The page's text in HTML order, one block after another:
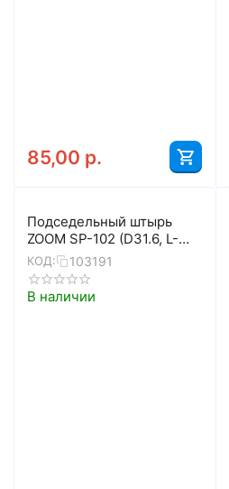
85,00 р.
Подседельный штырь
ZOOM SP-102 (D31.6, L-
400, чёрный матовый)
КОД: 103191
В наличии